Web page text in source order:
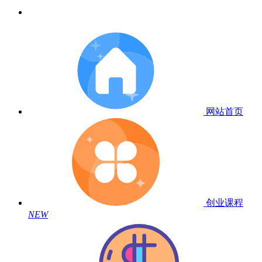
网站首页
创业课程
NEW